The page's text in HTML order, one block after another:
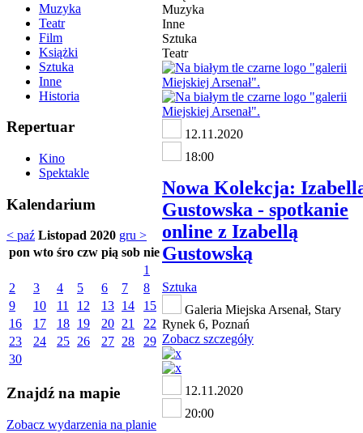
Muzyka
Teatr
Film
Książki
Sztuka
Inne
Historia
Repertuar
Kino
Spektakle
Kalendarium
< paź Listopad 2020 gru >
pon wto śro czw pią sob nie
1
2
3 4 5 6 7
8
9
10 11 12 13 14
15
16
17 18 19 20 21
22
23
24 25 26 27 28
29
30
Znajdź na mapie
Zobacz wydarzenia na planie
Muzyka
Inne
Sztuka
Teatr
12.11.2020
18:00
Nowa Kolekcja:
Gustowska - spotkanie
online z Izabellą
Gustowską
Sztuka
Galeria Miejska Arsenał, Stary
Rynek 6, Poznań
Zobacz szczegóły
12.11.2020
20:00